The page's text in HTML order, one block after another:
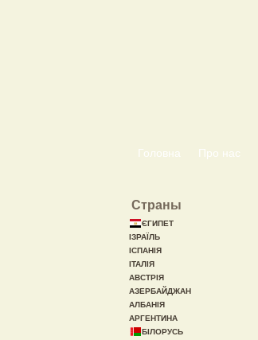
Головна Про нас
Страны
ЄГИПЕТ
ІЗРАЇЛЬ
ІСПАНІЯ
ІТАЛІЯ
АВСТРІЯ
АЗЕРБАЙДЖАН
АЛБАНІЯ
АРГЕНТИНА
БІЛОРУСЬ